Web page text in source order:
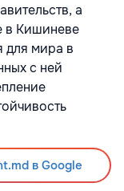
а
в Кишиневе
для мира в
с ней
в Google